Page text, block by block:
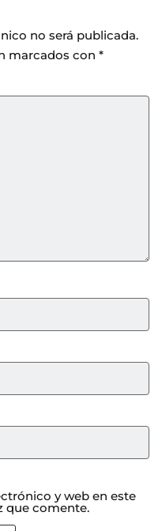
no será publicada.
marcados con *
y web en este
que comente.